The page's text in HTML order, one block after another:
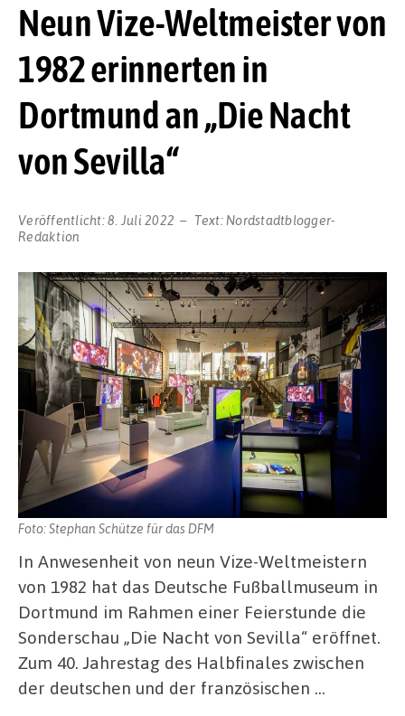
Neun Vize-Weltmeister von
1982 erinnerten in
Dortmund an „Die Nacht
von Sevilla“
Veröffentlicht:8. Juli 2022 Text: Nordstadtblogger-
Redaktion
Foto: Stephan Schütze für das DFM
In Anwesenheit von neun Vize-Weltmeistern
von 1982 hat das Deutsche Fußballmuseum in
Dortmund im Rahmen einer Feierstunde die
Sonderschau „Die Nacht von Sevilla“ eröffnet.
Zum 40. Jahrestag des Halbfinales zwischen
der deutschen und der französischen …